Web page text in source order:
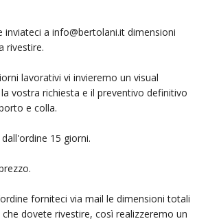
inviateci a info@bertolani.it dimensioni
rivestire.
lavorativi vi invieremo un visual
vostra richiesta e il preventivo definitivo
e colla.
15 giorni.
forniteci via mail le dimensioni totali
dovete rivestire, così realizzeremo un